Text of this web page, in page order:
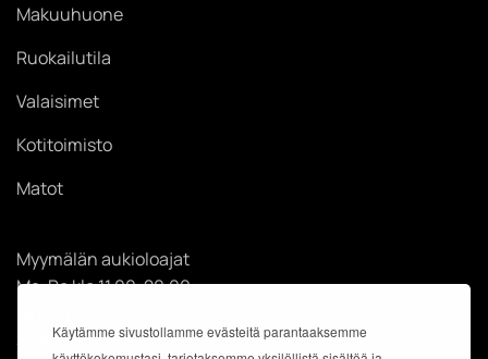
Käytämme sivustollamme evästeitä parantaaksemme
Makuuhuone
Ruokailutila
Valaisimet
Kotitoimisto
Matot
Myymälän aukioloajat
Ma-Pe klo 11.00-20.00
Su klo 12.00-18.00